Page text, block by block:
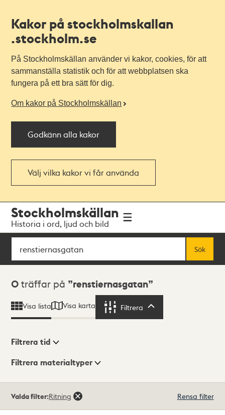
Kakor på stockholmskallan
.stockholm.se
På Stockholmskällan använder vi kakor, cookies, för att
sammanställa statistik och för att webbplatsen ska
fungera på ett bra sätt för dig.
Om kakor på Stockholmskällan
Godkänn alla kakor
Välj vilka kakor vi får använda
navigationen
huvudinnehållet
Stockholmskällan
Historia i ord, ljud och bild
Sök
Sök
Sökresultat
0 träffar på renstiernasgatan
Visa lista Visa karta Filtrera
Visningsläge
Filtrera tid
Filtrera materialtyper
träffar
Valda filter:Ritning Rensa filter